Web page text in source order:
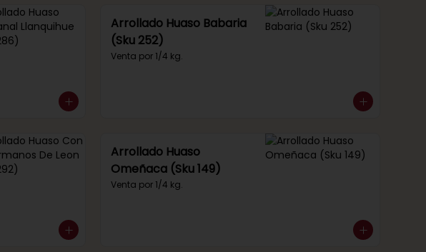
Arrollado Huaso Babaria
(Sku 252)
Venta por 1/4 kg.
Arrollado Huaso
Omeñaca (Sku 149)
Venta por 1/4 kg.